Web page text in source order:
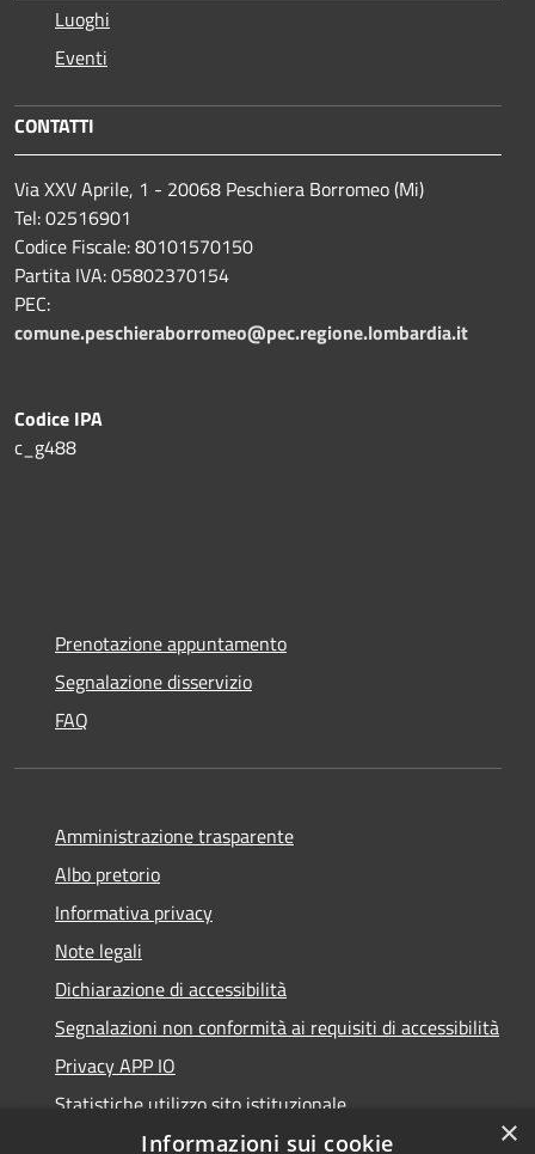
Luoghi
Eventi
CONTATTI
Via XXV Aprile, 1 - 20068 Peschiera Borromeo (Mi)
Tel: 02516901
Codice Fiscale: 80101570150
Partita IVA: 05802370154
PEC:
comune.peschieraborromeo@pec.regione.lombardia.it
Codice IPA
c_g488
Prenotazione appuntamento
Segnalazione disservizio
FAQ
Amministrazione trasparente
Albo pretorio
Informativa privacy
Note legali
Dichiarazione di accessibilità
Segnalazioni non conformità ai requisiti di accessibilità
Privacy APP IO
Statistiche utilizzo sito istituzionale
Qualità dei Servizi Comunali
×
Informazioni sui cookie